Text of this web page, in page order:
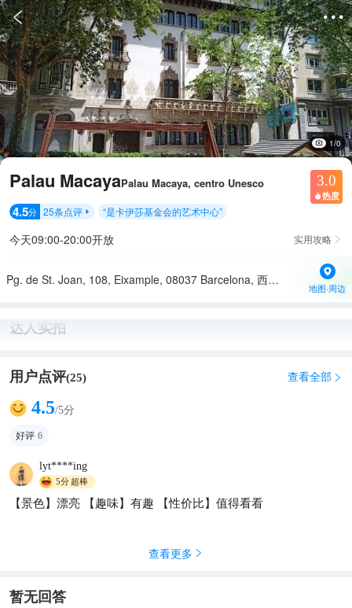
 
1/0
Palau MacayaPalau Macaya, centro Unesco 3.0
 热度
4.5分 25条点评  “是卡伊莎基金会的艺术中心”
今天09:00-20:00开放 实用攻略 
Pg. de St. Joan, 108, Eixample, 08037 Barcelona, 西班牙
地图·周边
达人实拍
用户点评(25) 查看全部 
4.5/5分
好评 6
lyt****ing
5分超棒
【景色】漂亮 【趣味】有趣 【性价比】值得看看
查看更多 
暂无回答